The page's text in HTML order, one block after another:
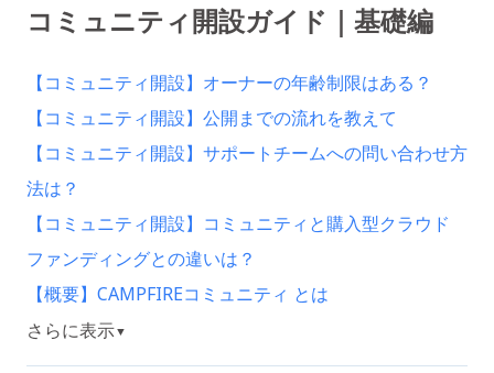
コミュニティ開設ガイド｜基礎編
【コミュニティ開設】オーナーの年齢制限はある？
【コミュニティ開設】公開までの流れを教えて
【コミュニティ開設】サポートチームへの問い合わせ方
法は？
【コミュニティ開設】コミュニティと購入型クラウド
ファンディングとの違いは？
【概要】CAMPFIREコミュニティ とは
さらに表示▼